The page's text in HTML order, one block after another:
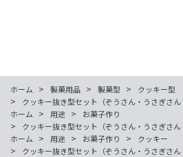
ホーム > 製菓用品 > 製菓型 > クッキー型
>
クッキー抜き型セット（ぞうさん・うさぎさ
ホーム
> 用途 > お菓子作り
>
クッキー抜き型セット（ぞうさん・うさぎさ
ホーム
> 用途 > お菓子作り > クッキー
> クッキー抜き型セット（ぞうさん・うさぎさ